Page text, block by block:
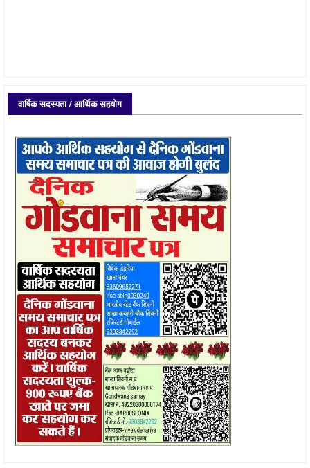
वार्षिक सदस्यता / आर्थिक सहयोग